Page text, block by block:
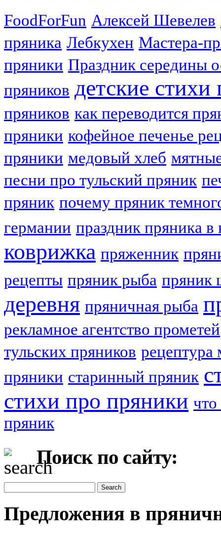
FoodForFun Алексей Шевелев
пряника Лебкухен Мастера-
пряники Праздник середины
пряников детские
пряников как переводится
пряники кофейное печенье
пряники медовый хлеб
песни про тульский пряник
пряник почему пряник
германии праздник пряника в
коврижка пряженник
рецепты пряник рыба пряник
деревня пряничная рыба
рекламное агентство прометей
тульских пряников рецептура
пряники старинный пряник
стихи про пряники что
пряник
Поиск по сайту:
Предложения в